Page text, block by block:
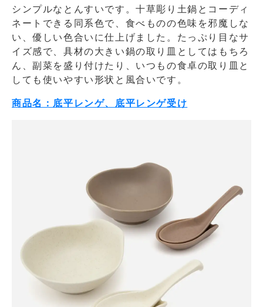
シンプルなとんすいです。十草彫り土鍋とコーディ
ネートできる同系色で、食べものの色味を邪魔しな
い、優しい色合いに仕上げました。たっぷり目なサ
イズ感で、具材の大きい鍋の取り皿としてはもちろ
ん、副菜を盛り付けたり、いつもの食卓の取り皿と
しても使いやすい形状と風合いです。
商品名：底平レンゲ、底平レンゲ受け